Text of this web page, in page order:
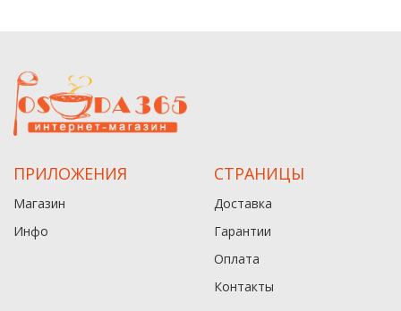
ПРИЛОЖЕНИЯ
Магазин
Инфо
СТРАНИЦЫ
Доставка
Гарантии
Оплата
Контакты